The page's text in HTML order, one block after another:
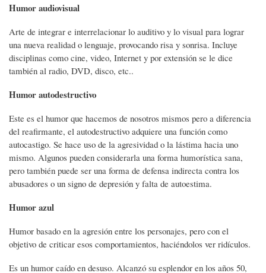
Humor audiovisual
Arte de integrar e interrelacionar lo auditivo y lo visual para lograr
una nueva realidad o lenguaje, provocando risa y sonrisa. Incluye
disciplinas como cine, video, Internet y por extensión se le dice
también al radio, DVD, disco, etc..
Humor autodestructivo
Este es el humor que hacemos de nosotros mismos pero a diferencia
del reafirmante, el autodestructivo adquiere una función como
autocastigo. Se hace uso de la agresividad o la lástima hacia uno
mismo. Algunos pueden considerarla una forma humorística sana,
pero también puede ser una forma de defensa indirecta contra los
abusadores o un signo de depresión y falta de autoestima.
Humor azul
Humor basado en la agresión entre los personajes, pero con el
objetivo de criticar esos comportamientos, haciéndolos ver ridículos.
Es un humor caído en desuso. Alcanzó su esplendor en los años 50,